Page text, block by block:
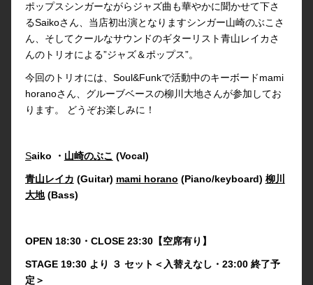
ポップスシンガーながらジャズ曲も華やかに聞かせて下さ
るSaikoさん、当店初出演となりますシンガー山崎のぶこさ
ん、そしてクールなサウンドのギターリスト青山レイカさ
んのトリオによる”ジャズ＆ポップス”。
今回のトリオには、Soul&Funkで活動中のキーボードmami
horanoさん、グルーブベースの柳川大地さんが参加してお
ります。 どうぞお楽しみに！
Saiko ・ 山崎のぶこ (Vocal)
青山レイカ (Guitar) mami horano (Piano/keyboard) 柳川
大地(Bass)
OPEN 18:30・CLOSE 23:30【空席有り】
STAGE 19:30 より ３ セット＜入替えなし・23:00 終了予
定＞